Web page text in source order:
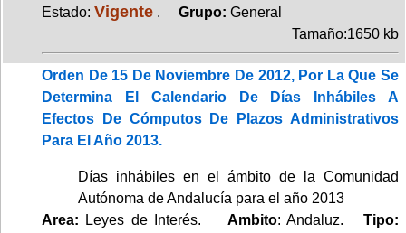
Estado: Vigente . Grupo: General
Tamaño:1650 kb
Orden De 15 De Noviembre De 2012, Por La Que Se
Determina El Calendario De Días Inhábiles A
Efectos De Cómputos De Plazos Administrativos
Para El Año 2013.
Días inhábiles en el ámbito de la Comunidad
Autónoma de Andalucía para el año 2013
Area: Leyes de Interés. Ambito: Andaluz.Tipo: